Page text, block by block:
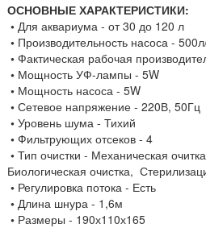
ОСНОВНЫЕ ХАРАКТЕРИСТИКИ:
• Для аквариума - от 30 до 120 л
• Производительность насоса -
• Фактическая рабочая
• Мощность УФ-лампы - 5W
• Мощность насоса - 5W
• Сетевое напряжение - 220В, 50Гц
• Уровень шума - Тихий
• Фильтрующих отсеков - 4
• Тип очистки - Механическая
Биологическая очистка,
• Регулировка потока - Есть
• Длина шнура - 1,6м
• Размеры - 190х110х165